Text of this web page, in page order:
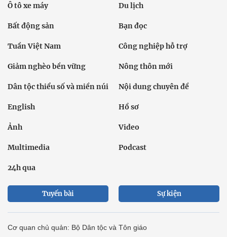
Ô tô xe máy Du lịch
Bất động sản Bạn đọc
Tuần Việt Nam Công nghiệp hỗ trợ
Giảm nghèo bền vững Nông thôn mới
Dân tộc thiểu số và miền núi Nội dung chuyên đề
English Hồ sơ
Ảnh Video
Multimedia Podcast
24h qua
Tuyến bài Sự kiện
Cơ quan chủ quản: Bộ Dân tộc và Tôn giáo